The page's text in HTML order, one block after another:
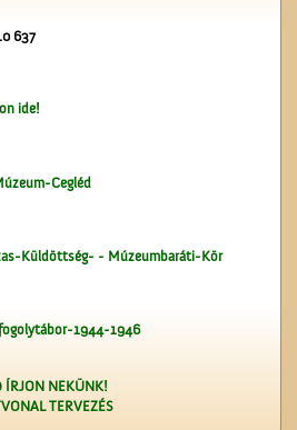
piacon
637
ide!
Cegléd
Küldöttség- - Múzeumbaráti-Kör
1944-1946
ÍRJON NEKÜNK!
TERVEZÉS